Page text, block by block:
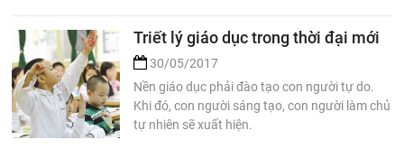
Triết lý giáo dục trong thời đại mới
30/05/2017
Nền giáo dục phải đào tạo con người tự do.
Khi đó, con người sáng tạo, con người làm chủ
tự nhiên sẽ xuất hiện.